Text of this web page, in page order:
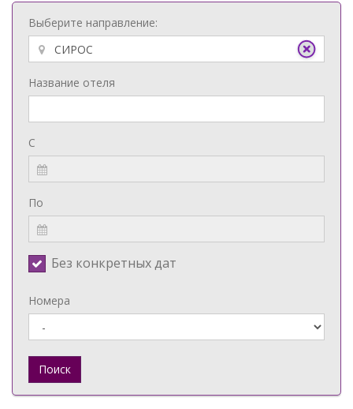
Выберите направление:
Название отеля
С
По
Без конкретных дат
Номера
Поиск